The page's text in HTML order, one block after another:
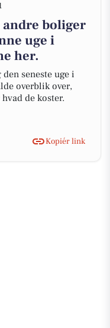
andre boliger
uge i
her.
seneste uge i
overblik over,
de koster.
Kopiér link